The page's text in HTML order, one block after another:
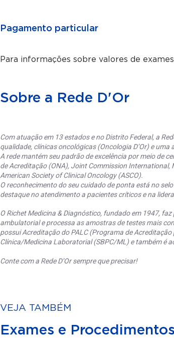
Pagamento particular
Para informações sobre valores de
Sobre a Rede D'Or
Com atuação em 13 estados e no Distrito Federal, a
qualidade, clínicas oncológicas (Oncologia D’Or) e
A rede mantém seu padrão de excelência por meio de
de Acreditação (ONA), Joint Commission International,
American Society of Clinical Oncology (ASCO).
O reconhecimento do seu cuidado de ponta está no
destaque no atendimento a pacientes críticos e na
O Richet Medicina & Diagnóstico, fundado em 1947,
ambulatorial e processa as amostras de testes mais
possui Acreditação do PALC (Programa de
Clínica/Medicina Laboratorial (SBPC/ML) e também é
Conte com a Rede D’Or sempre que precisar!
VEJA TAMBÉM
Exames e